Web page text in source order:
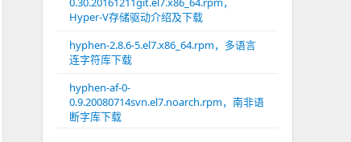
Hyper-V存储驱动介绍及下载
hyphen-2.8.6-5.el7.x86_64.rpm，多语言
连字符库下载
hyphen-af-0-
0.9.20080714svn.el7.noarch.rpm，南非语
断字库下载